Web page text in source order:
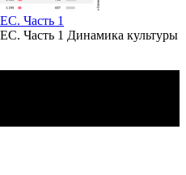
Часть 1
Часть 1 Динамика культуры